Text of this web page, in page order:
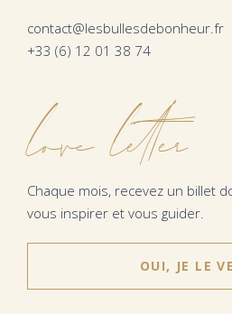
contact@lesbullesdebonheur.fr
+33 (6) 12 01 38 74
love letter
Chaque mois, recevez un billet
vous inspirer et vous guider.
OUI, JE LE